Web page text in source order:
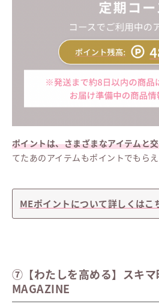
ポイントは、さまざまなアイテムと
てたあのアイテムもポイントでもら
MEポイントについて詳しくはこ
⑦【わたしを高める】スキマ
MAGAZINE